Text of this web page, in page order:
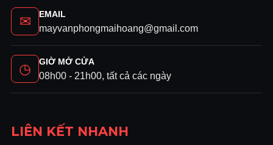
Ricoh MP C6004
PhotocopyMáy in Ricoh MP C6004
thuêMáy PhotocopyMáy in Ricoh MP
C6004tại bình dương
✉ EMAIL
mayvanphongmaihoang@gmail.com
◷ GIỜ MỞ CỬA
08h00 - 21h00, tất cả các ngày
LIÊN KẾT NHANH